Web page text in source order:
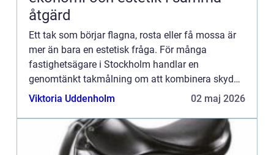
åtgärd
Ett tak som börjar flagna, rosta eller få mossa är
mer än bara en estetisk fråga. För många
fastighetsägare i Stockholm handlar en
genomtänkt takmålning om att kombinera skydd,
ekonomi och utseende i en och samma insats. I
Viktoria Uddenholm 02 maj 2026